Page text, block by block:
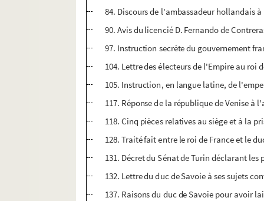
84. Discours de l'ambassadeur hollandais
90. Avis du licencié D. Fernando de
97. Instruction secrète du gouvernement
104. Lettre des électeurs de l'Empire au roi
105. Instruction, en langue latine, de
117. Réponse de la république de Venise
118. Cinq pièces relatives au siège et à la
128. Traité fait entre le roi de France et le
131. Décret du Sénat de Turin déclarant
132. Lettre du duc de Savoie à ses sujets
137. Raisons du duc de Savoie pour avoir